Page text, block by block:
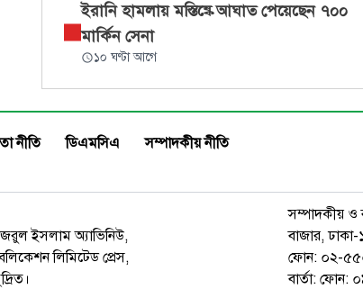
ইরানি হামলায় মস্তিষ্কে আঘাত পেয়েছেন ৭০০
মার্কিন সেনা
১০ ঘণ্টা আগে
নীতি ডিএমসিএ সম্পাদকীয় নীতি
ইসলাম অ্যাভিনিউ,
লিমিটেড প্রেস,
সম্পাদকীয় ও
বাজার,
ফোন: ০২-
বার্তা: